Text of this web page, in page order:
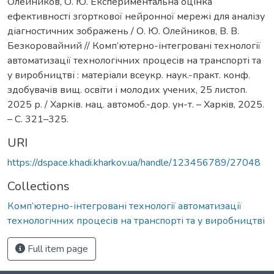
ефективності згорткової нейронної мережі для аналізу
діагностичних зображень / О. Ю. Олейников, В. В.
Безкоровайний // Комп’ютерно-інтегровані технології
автоматизації технологічних процесів на транспорті та
у виробництві : матеріали всеукр. наук.-практ. конф.
здобувачів вищ. освіти і молодих учених, 25 листоп.
2025 р. / Харків. нац. автомоб.-дор. ун-т. – Харкiв, 2025.
– С. 321–325.
URI
https://dspace.khadi.kharkov.ua/handle/123456789/27048
Collections
Комп’ютерно-інтегровані технології автоматизації
технологічних процесів на транспорті та у виробництві
Full item page